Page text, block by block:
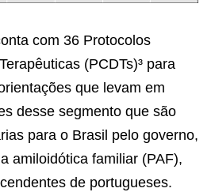
com 36 Protocolos
(PCDTs)³ para
que levam em
desse segmento que são
para o Brasil pelo governo,
amiloidótica familiar (PAF),
de portugueses.